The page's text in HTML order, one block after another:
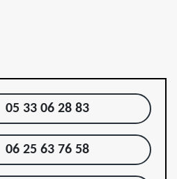
05 33 06 28 83
06 25 63 76 58